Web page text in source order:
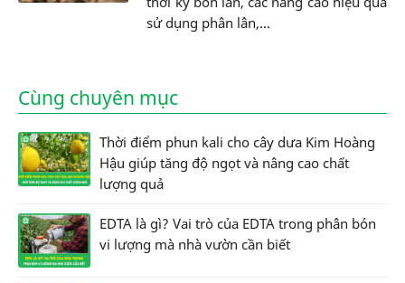
sử dụng phân lân,...
Cùng chuyên mục
Thời điểm phun kali cho cây dưa Kim Hoàng
Hậu giúp tăng độ ngọt và nâng cao chất
lượng quả
EDTA là gì? Vai trò của EDTA trong phân bón
vi lượng mà nhà vườn cần biết